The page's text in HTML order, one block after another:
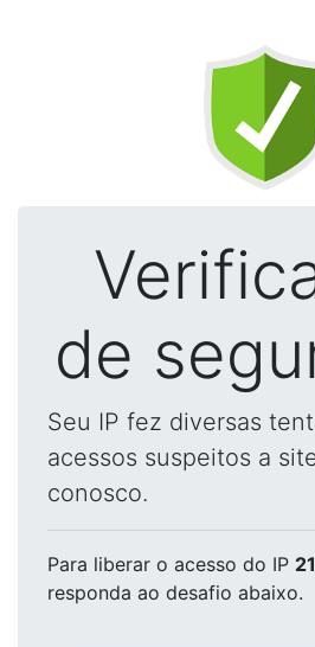
de
Seu IP fez diversas
acessos suspeitos a
conosco.
Para liberar o acesso do IP
responda ao desafio abaixo.